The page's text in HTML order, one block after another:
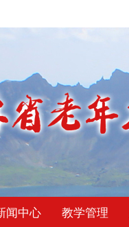
闻中心 教学管理